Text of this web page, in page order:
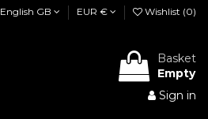
English GB EUR € Wishlist (0)
Basket
Empty
Sign in